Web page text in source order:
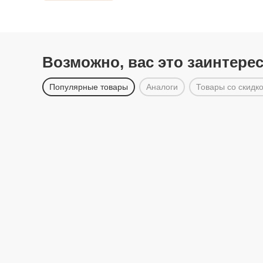
Возможно, вас это
Популярные товары Аналоги Товары со